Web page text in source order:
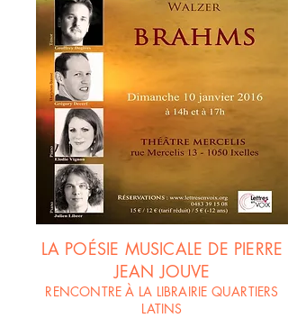
LA POÉSIE MUSICALE DE PIERRE
JEAN JOUVE
RENCONTRE À LA LIBRAIRIE QUARTIERS
LATINS